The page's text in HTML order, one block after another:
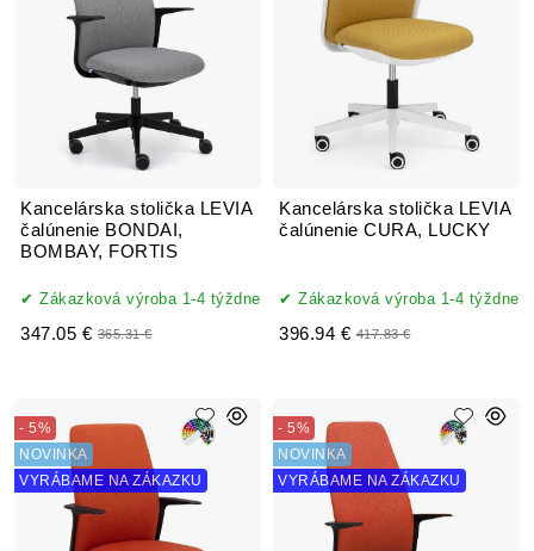
Kancelárska stolička LEVIA
čalúnenie BONDAI,
BOMBAY, FORTIS
Zákazková výroba 1-4 týždne
347.05 € 365.31 €
Kancelárska stolička LEVIA
čalúnenie CURA, LUCKY
Zákazková výroba 1-4 týždne
396.94 € 417.83 €
- 5%
NOVINKA
VYRÁBAME NA ZÁKAZKU
- 5%
NOVINKA
VYRÁBAME NA ZÁKAZKU